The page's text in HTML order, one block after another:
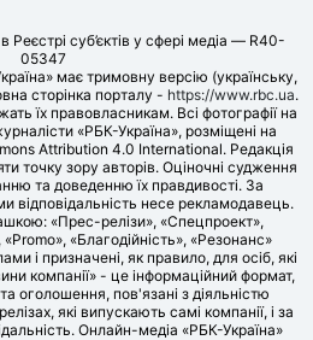
Реєстрі суб’єктів у сфері медіа — R40-
05347
має тримовну версію (українську,
сторінка порталу - https://www.rbc.ua.
їх правовласникам. Всі фотографії на
«РБК-Україна», розміщені на
Attribution 4.0 International. Редакція
точку зору авторів. Оціночні судження
та доведенню їх правдивості. За
відповідальність несе рекламодавець.
«Прес-релізи», «Спецпроект»,
«Благодійність», «Резонанс»
і призначені, як правило, для осіб, які
компанії» - це інформаційний формат,
оголошення, пов'язані з діяльністю
які випускають самі компанії, і за
Онлайн-медіа «РБК-Україна»